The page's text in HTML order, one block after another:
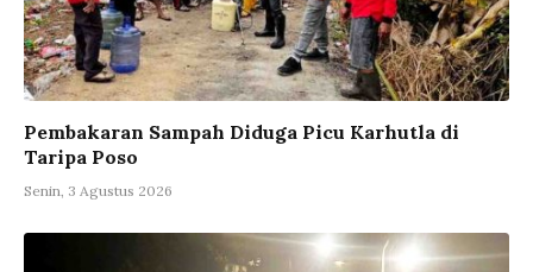
Pembakaran Sampah Diduga Picu Karhutla di
Taripa Poso
Senin, 3 Agustus 2026